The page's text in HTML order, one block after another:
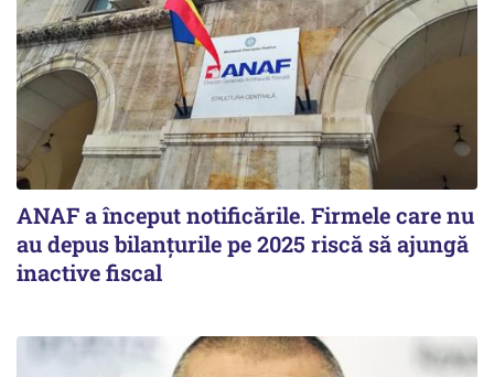
ANAF a început notificările. Firmele care nu
au depus bilanțurile pe 2025 riscă să ajungă
inactive fiscal